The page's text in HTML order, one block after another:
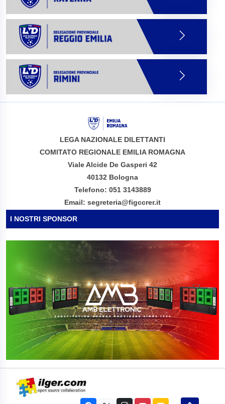
LEGA NAZIONALE DILETTANTI
COMITATO REGIONALE EMILIA ROMAGNA
Viale Alcide De Gasperi 42
40132 Bologna
Telefono: 051 3143889
Email: segreteria@figccrer.it
I NOSTRI SPONSOR